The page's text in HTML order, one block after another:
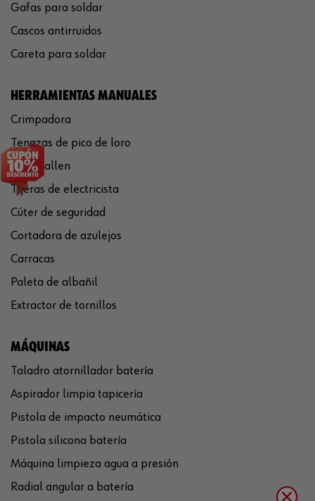
Gafas para soldar
Cascos antirruidos
Careta para soldar
HERRAMIENTAS MANUALES
Crimpadora
Tenazas de pico de loro
Llaves allen
Tijeras de electricista
Cúter de seguridad
Cortadora de azulejos
Carracas
Paleta de albañil
Extractor de tornillos
MÁQUINAS
Taladro atornillador batería
Aspirador limpia tapicería
Pistola de impacto neumática
Pistola silicona batería
Máquina limpieza agua a presión
Radial angular a batería